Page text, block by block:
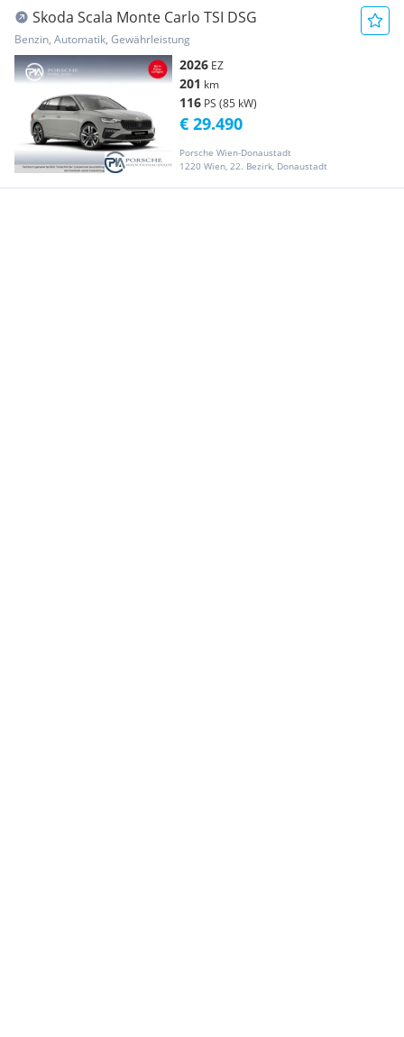
Skoda Scala Monte Carlo TSI DSG
Benzin, Automatik, Gewährleistung
2026 EZ
201 km
116 PS (85 kW)
Porsche Wien-Donaustadt
1220 Wien, 22. Bezirk, Donaustadt
€ 29.490